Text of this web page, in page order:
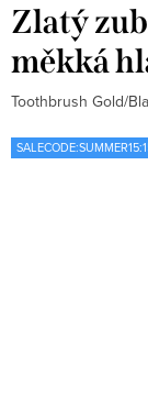
Zlatý
měkká
Toothbrush Gold/